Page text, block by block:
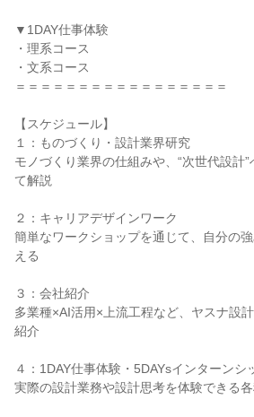
▼1DAY仕事体験
・理系コース
・文系コース
＝＝＝＝＝＝＝＝＝＝＝＝＝＝＝＝＝
【スケジュール】
１：ものづくり・設計業界研究
モノづくり業界の仕組みや、“次世代設計
て解説
２：キャリアデザインワーク
簡単なワークショップを通じて、自分の
える
３：会社紹介
多業種×AI活用×上流工程など、ヤスナ設
紹介
４：1DAY仕事体験・5DAYsインターンシ
実際の設計業務や設計思考を体験できる